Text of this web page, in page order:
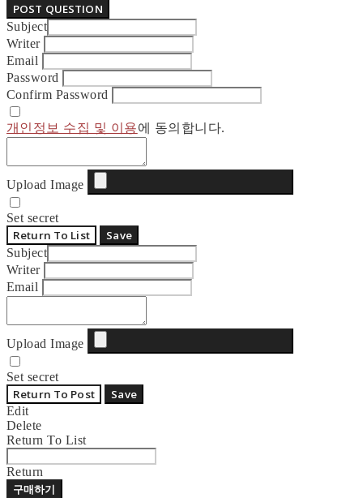
POST QUESTION
Subject
Writer
Email
Password
Confirm Password
개인정보 수집 및 이용에 동의합니다.
Upload Image
Set secret
Return To List Save
Subject
Writer
Email
Upload Image
Set secret
Return To Post Save
Edit
Delete
Return To List
Return
구매하기